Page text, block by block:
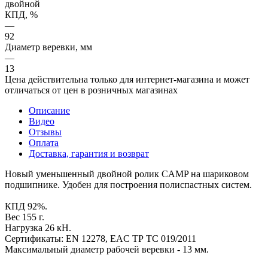
двойной
КПД, %
—
92
Диаметр веревки, мм
—
13
Цена действительна только для интернет-магазина и может
отличаться от цен в розничных магазинах
Описание
Видео
Отзывы
Оплата
Доставка, гарантия и возврат
Новый уменьшенный двойной ролик CAMP на шариковом
подшипнике. Удобен для построения полиспастных систем.
КПД 92%.
Вес 155 г.
Нагрузка 26 кН.
Сертификаты: EN 12278, EAC ТР ТС 019/2011
Максимальный диаметр рабочей веревки - 13 мм.